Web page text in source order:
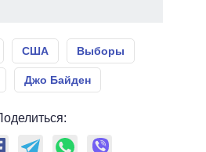
США Выборы
Джо Байден